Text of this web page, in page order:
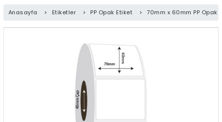
Anasayfa > Etiketler > PP Opak Etiket > 70mm x 60mm PP Opak